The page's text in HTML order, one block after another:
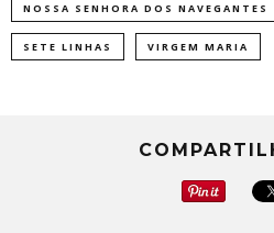
NOSSA SENHORA DOS NAVEGANTES
SETE LINHAS VIRGEM MARIA